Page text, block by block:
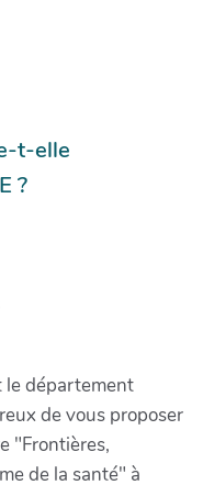
t-elle
?
le département
de vous proposer
"Frontières,
de la santé" à